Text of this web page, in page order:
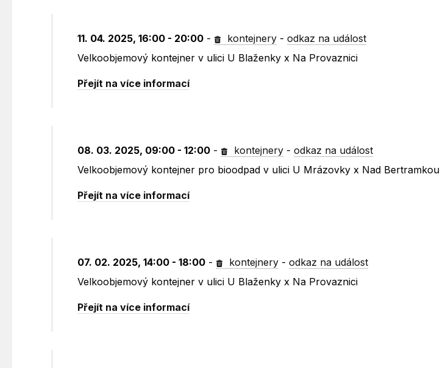
11. 04. 2025, 16:00 - 20:00 - kontejnery -odkaz na událost
Velkoobjemový kontejner v ulici U Blaženky x Na Provaznici
Přejít na více informací
08. 03. 2025, 09:00 - 12:00 - kontejnery -odkaz na událost
Velkoobjemový kontejner pro bioodpad v ulici U Mrázovky x Nad Bertramkou
Přejít na více informací
07. 02. 2025, 14:00 - 18:00 - kontejnery -odkaz na událost
Velkoobjemový kontejner v ulici U Blaženky x Na Provaznici
Přejít na více informací